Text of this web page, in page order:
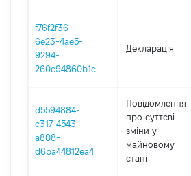
f76f2f36-
6e23-4ae5-
9294-
260c94860b1c
Декларація
d5594884-
c317-4543-
a808-
d6ba44812ea4
Повідомлення
про суттєві
зміни y
майновому
стані